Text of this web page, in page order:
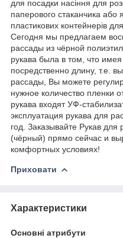
для посадки насіння для
паперового стаканчика або
пластикових контейнерів
Сегодня мы предлагаем
рассады из чёрной
рукава была в том, что
посредственно длину, т.е.
рассады, Вы можете
нужное количество пленки
рукава входят УФ-
эксплуатация рукава для
год. Заказывайте Рукав
(чёрный) прямо сейчас и
комфортных условиях!
Приховати
Характеристики
Основні атрибути